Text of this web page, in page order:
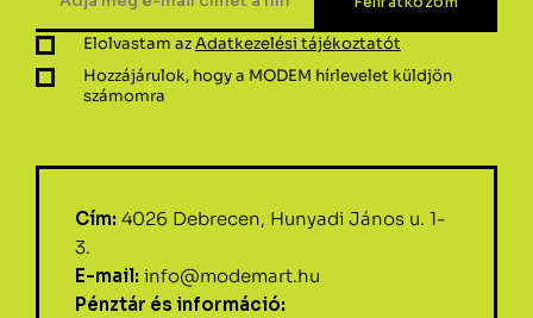
Elolvastam azAdatkezelési tájékoztatót
Hozzájárulok, hogy a MODEM hírlevelet küldjön
számomra
Cím: 4026 Debrecen, Hunyadi János u. 1-
3.
E-mail: info@modemart.hu
Pénztár és információ: